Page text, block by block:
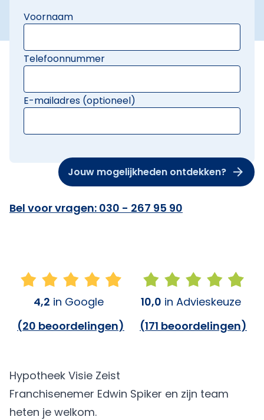
Voornaam
Telefoonnummer
E-mailadres (optioneel)
Jouw mogelijkheden ontdekken?
Bel voor vragen: 030 - 267 95 90
4,2 in Google
(20 beoordelingen)
10,0 in Advieskeuze
(171 beoordelingen)
Hypotheek Visie Zeist
Franchisenemer Edwin Spiker en zijn team
heten je welkom.